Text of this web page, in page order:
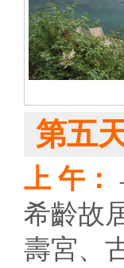
第五
上 午：
希齡故
壽宮、